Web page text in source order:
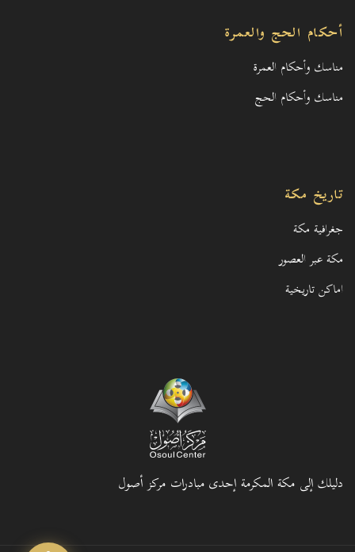
أحكام الحج والعمرة
مناسك وأحكام العمرة
مناسك وأحكام الحج
تاريخ مكة
جغرافية مكة
مكة عبر العصور
اماكن تاريخية
دليلك إلى مكة المكرمة إحدى مبادرات مركز أصول